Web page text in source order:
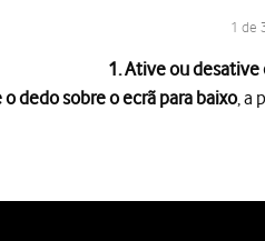
1 de
1. Ative ou desative
o dedo sobre o ecrã para baixo, a